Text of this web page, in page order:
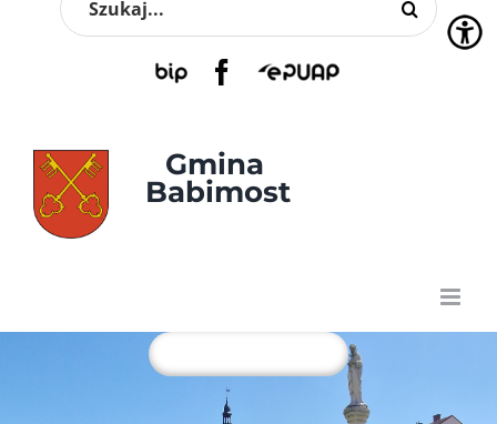
Przejdź
BIP FacebookEPUAP
Gmina
Babimost